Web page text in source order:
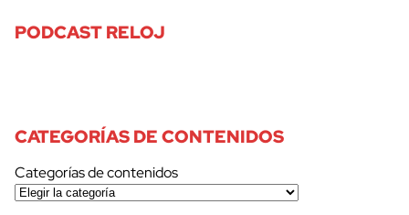
PODCAST RELOJ
CATEGORÍAS DE CONTENIDOS
Categorías de contenidos